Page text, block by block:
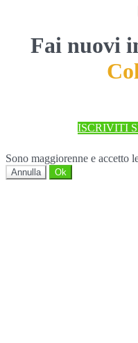
Fai nuovi
ISCRIVITI
Sono maggiorenne e accetto
Annulla Ok